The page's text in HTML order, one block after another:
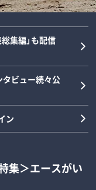
集編」も配信
タビュー続々公
ン
集＞エースがい